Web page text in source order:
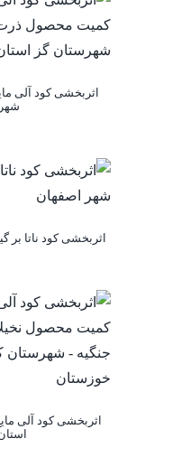
اثربخشی کود آلی
اثربخشی کود ناتا بر
اثربخشی کود آلی